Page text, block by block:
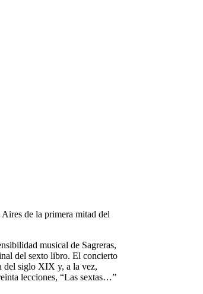
de la primera mitad del
musical de Sagreras,
del sexto libro. El concierto
del siglo XIX y, a la vez,
lecciones, “Las sextas…”